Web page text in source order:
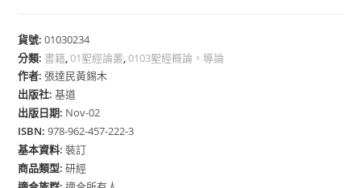
貨號:01030234
分類: 書籍,01聖經論叢,0103聖經概論，導論
作者:張達民黃錫木
出版社:基道
出版日期: Nov-02
ISBN:978-962-457-222-3
基本資料:裝訂
商品類型:研經